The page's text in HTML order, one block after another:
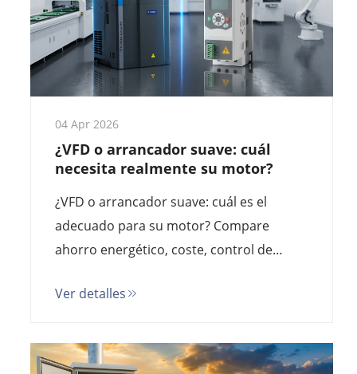
04 Apr 2026
¿VFD o arrancador suave: cuál
necesita realmente su motor?
¿VFD o arrancador suave: cuál es el
adecuado para su motor? Compare
ahorro energético, coste, control de
cinco años con cálculos reales antes de
Ver detalles